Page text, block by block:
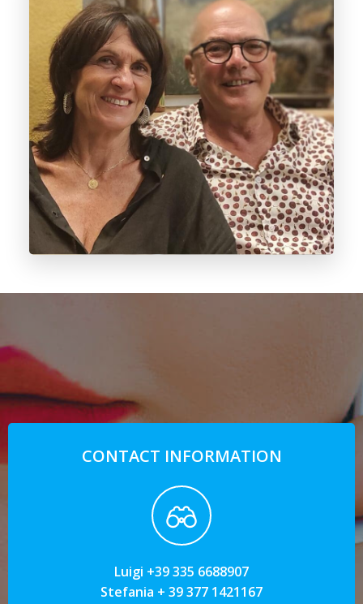
CONTACT INFORMATION
Luigi +39 335 6688907
Stefania + 39 377 1421167